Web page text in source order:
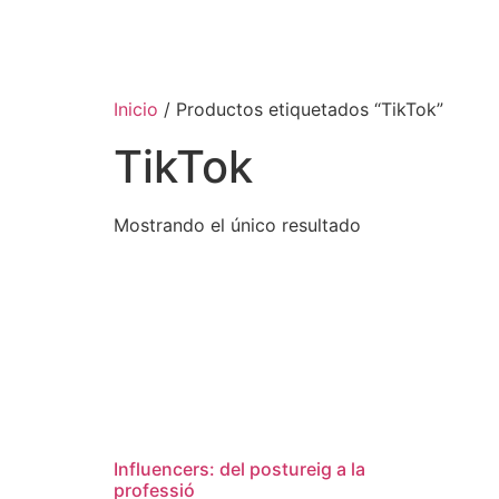
Inicio / Productos etiquetados “TikTok”
TikTok
Mostrando el único resultado
Influencers: del postureig a la
professió